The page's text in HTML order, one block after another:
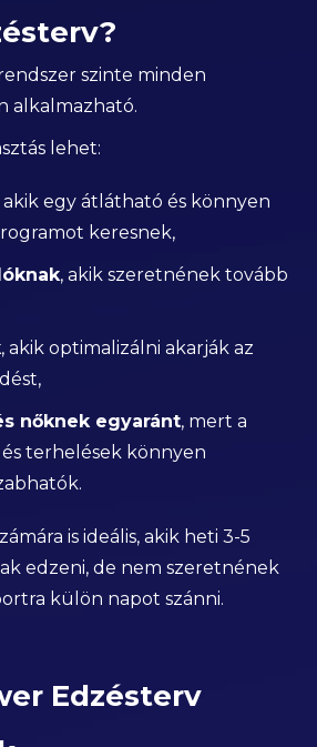
szinte minden
alkalmazható.
lehet:
akik egy átlátható és könnyen
keresnek,
, akik szeretnének tovább
, akik optimalizálni akarják az
nőknek egyaránt, mert a
terhelések könnyen
is ideális, akik heti 3-5
edzeni, de nem szeretnének
külön napot szánni.
Edzésterv